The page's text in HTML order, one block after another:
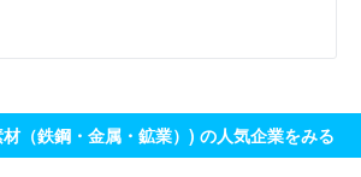
（鉄鋼・金属・鉱業）) の人気企業をみる